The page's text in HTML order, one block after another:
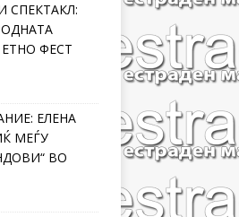
СПЕКТАКЛ:
ФЕСТ
ЕЛЕНА
МЕЃУ
ВО